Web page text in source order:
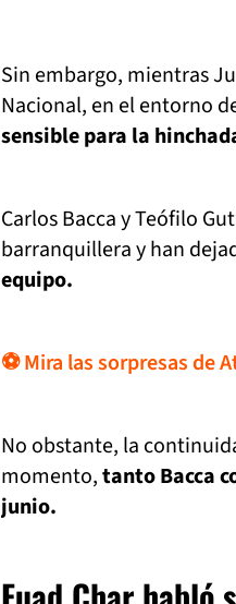
Sin embargo, mientras
Nacional, en el entorno
sensible para la
Carlos Bacca y Teófilo
barranquillera y han
equipo.
⚽ Mira las sorpresas de
No obstante, la
momento,tanto Bacca
junio.